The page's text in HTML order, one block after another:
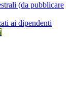
(da pubblicare
ai dipendenti